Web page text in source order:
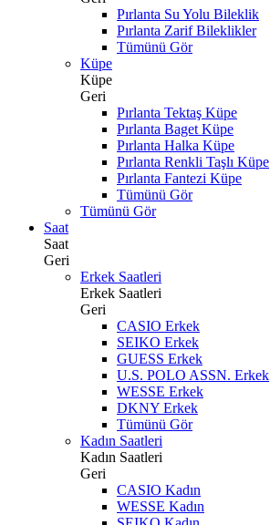
Pırlanta Su Yolu Bileklik
Pırlanta Zarif Bileklikler
Tümünü Gör
Küpe
Küpe
Geri
Pırlanta Tektaş Küpe
Pırlanta Baget Küpe
Pırlanta Halka Küpe
Pırlanta Renkli Taşlı Küpe
Pırlanta Fantezi Küpe
Tümünü Gör
Tümünü Gör
Saat
Saat
Geri
Erkek Saatleri
Erkek Saatleri
Geri
CASIO Erkek
SEIKO Erkek
GUESS Erkek
U.S. POLO ASSN. Erkek
WESSE Erkek
DKNY Erkek
Tümünü Gör
Kadın Saatleri
Kadın Saatleri
Geri
CASIO Kadın
WESSE Kadın